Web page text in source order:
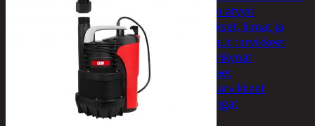
Miniatyyri
Sakset, liimat ja
muut tarvikkeet
Värikynät
Harrasteet
Käsityötarvikkeet
Langat